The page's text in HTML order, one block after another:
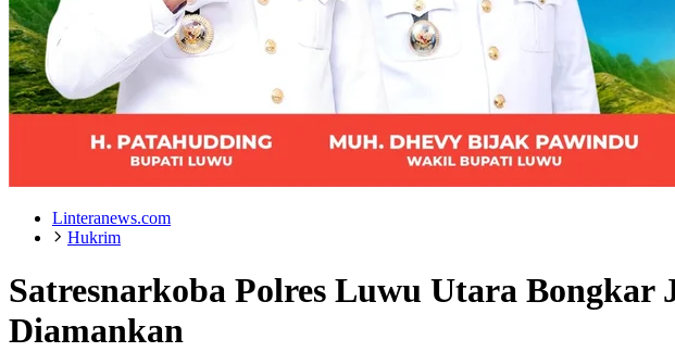
Linteranews.com
Hukrim
Satresnarkoba Polres Luwu Utara
Diamankan